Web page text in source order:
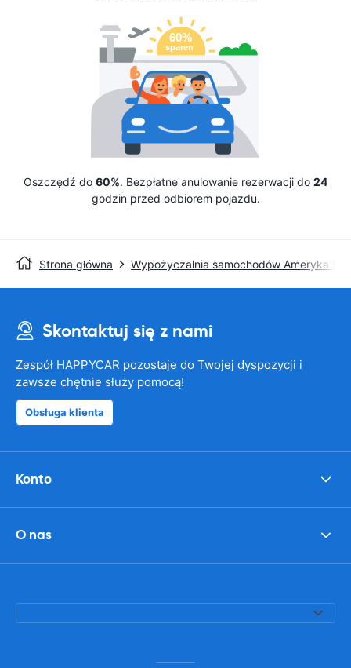
Oszczędź do 60%. Bezpłatne anulowanie rezerwacji do 24
godzin przed odbiorem pojazdu.
Strona główna Wypożyczalnia samochodów Ameryka
Skontaktuj się z nami
Zespół HAPPYCAR pozostaje do Twojej dyspozycji i
zawsze chętnie służy pomocą!
Obsługa klienta
Konto
O nas